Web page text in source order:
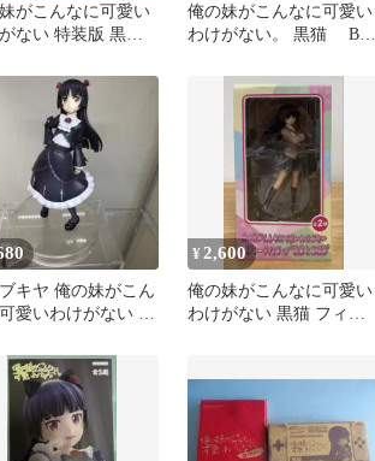
がこんなに可愛い
ない 特装版 黒猫
俺の妹がこんなに可愛い
わけがない。 黒猫 B2
キヤ 俺の妹がこん
愛いわけがない 黒
¥ 2,600
俺の妹がこんなに可愛い
わけがない 黒猫 フィギ